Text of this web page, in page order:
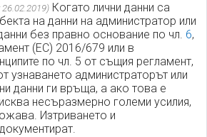
Когато лични данни са
на данни на администратор или
без правно основание по чл. 6,
(ЕС) 2016/679 или в
по чл. 5 от същия регламент,
узнаването администраторът или
данни ги връща, а ако това е
несъразмерно големи усилия,
Изтриването и